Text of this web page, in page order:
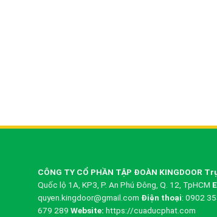
CÔNG TY CỔ PHẦN TẬP ĐOÀN KINGDOOR
Quốc lộ 1A, KP3, P. An Phú Đông, Q. 12, TpHCM
quyen.kingdoor@gmail.com Điện thoại: 0902
679 289 Website: https://cuaducphat.com